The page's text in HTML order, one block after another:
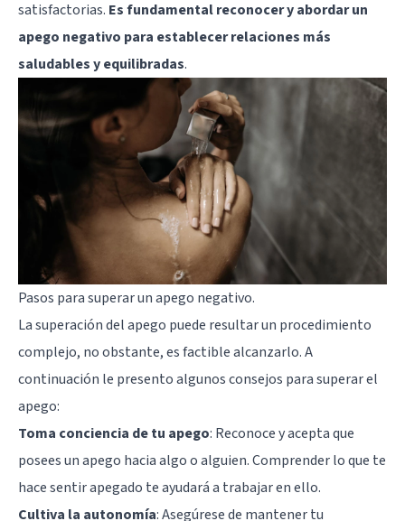
satisfactorias. Es fundamental reconocer y abordar un
apego negativo para establecer relaciones más
saludables y equilibradas.
Pasos para superar un apego negativo.
La superación del apego puede resultar un procedimiento
complejo, no obstante, es factible alcanzarlo. A
continuación le presento algunos consejos para superar el
apego:
Toma conciencia de tu apego: Reconoce y acepta que
posees un apego hacia algo o alguien. Comprender lo que te
hace sentir apegado te ayudará a trabajar en ello.
Cultiva la autonomía: Asegúrese de mantener tu